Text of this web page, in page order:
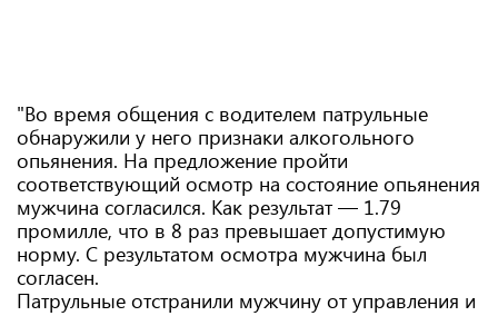
"Во время общения с водителем патрульные
обнаружили у него признаки алкогольного
опьянения. На предложение пройти
соответствующий осмотр на состояние опьянения
мужчина согласился. Как результат — 1.79
промилле, что в 8 раз превышает допустимую
норму. С результатом осмотра мужчина был
согласен.
Патрульные отстранили мужчину от управления и